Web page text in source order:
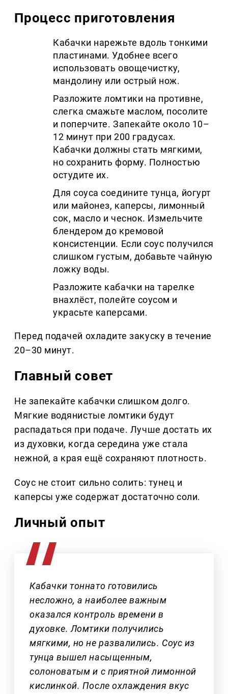
Процесс приготовления
Кабачки нарежьте вдоль тонкими
пластинами. Удобнее всего
использовать овощечистку,
мандолину или острый нож.
Разложите ломтики на противне,
слегка смажьте маслом, посолите
и поперчите. Запекайте около 10–
12 минут при 200 градусах.
Кабачки должны стать мягкими,
но сохранить форму. Полностью
остудите их.
Для соуса соедините тунца, йогурт
или майонез, каперсы, лимонный
сок, масло и чеснок. Измельчите
блендером до кремовой
консистенции. Если соус получился
слишком густым, добавьте чайную
ложку воды.
Разложите кабачки на тарелке
внахлёст, полейте соусом и
украсьте каперсами.
Перед подачей охладите закуску в течение
20–30 минут.
Главный совет
Не запекайте кабачки слишком долго.
Мягкие водянистые ломтики будут
распадаться при подаче. Лучше достать их
из духовки, когда середина уже стала
нежной, а края ещё сохраняют плотность.
Соус не стоит сильно солить: тунец и
каперсы уже содержат достаточно соли.
Личный опыт
Кабачки тоннато готовились
несложно, а наиболее важным
оказался контроль времени в
духовке. Ломтики получились
мягкими, но не развалились. Соус из
тунца вышел насыщенным,
солоноватым и с приятной лимонной
кислинкой. После охлаждения вкус